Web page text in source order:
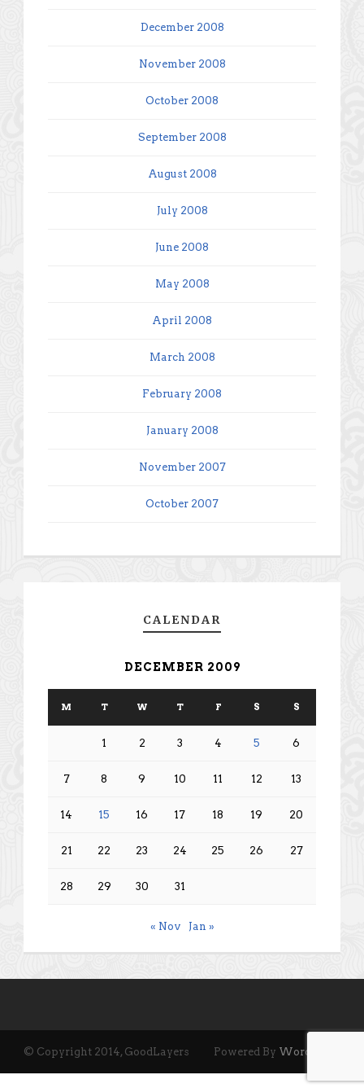
December 2008
November 2008
October 2008
September 2008
August 2008
July 2008
June 2008
May 2008
April 2008
March 2008
February 2008
January 2008
November 2007
October 2007
CALENDAR
DECEMBER 2009
M T W T F S S
1 2 3 4 5 6
7 8 9 10 11 12 13
14 15 16 17 18 19 20
21 22 23 24 25 26 27
28 29 30 31
« Nov Jan »
© Copyright 2014, GoodLayers Powered By Wordpress